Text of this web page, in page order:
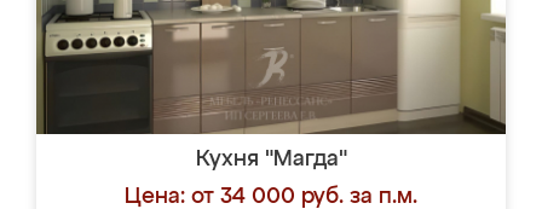
Кухня "Магда"
Цена: от 34 000 руб. за п.м.